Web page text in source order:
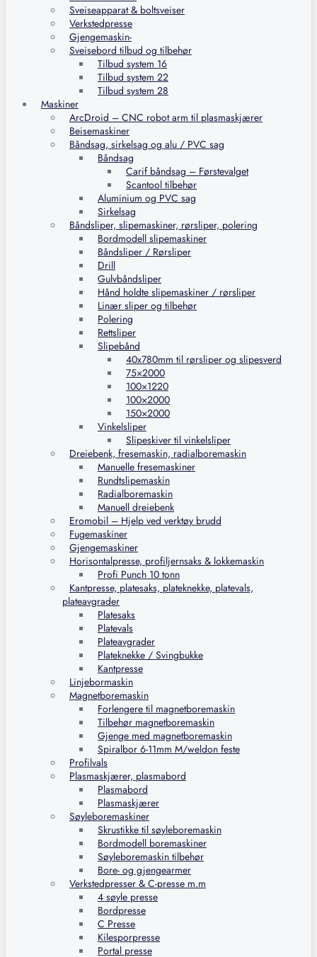
Sveiseapparat & boltsveiser
Verkstedpresse
Gjengemaskin-
Sveisebord tilbud og tilbehør
Tilbud system 16
Tilbud system 22
Tilbud system 28
Maskiner
ArcDroid – CNC robot arm til plasmaskjærer
Beisemaskiner
Båndsag, sirkelsag og alu / PVC sag
Båndsag
Carif båndsag – Førstevalget
Scantool tilbehør
Aluminium og PVC sag
Sirkelsag
Båndsliper, slipemaskiner, rørsliper, polering
Bordmodell slipemaskiner
Båndsliper / Rørsliper
Drill
Gulvbåndsliper
Hånd holdte slipemaskiner / rørsliper
Linær sliper og tilbehør
Polering
Rettsliper
Slipebånd
40x780mm til rørsliper og slipesverd
75×2000
100×1220
100×2000
150×2000
Vinkelsliper
Slipeskiver til vinkelsliper
Dreiebenk, fresemaskin, radialboremaskin
Manuelle fresemaskiner
Rundtslipemaskin
Radialboremaskin
Manuell dreiebenk
Eromobil – Hjelp ved verktøy brudd
Fugemaskiner
Gjengemaskiner
Horisontalpresse, profiljernsaks & lokkemaskin
Profi Punch 10 tonn
Kantpresse, platesaks, plateknekke, platevals,
plateavgrader
Platesaks
Platevals
Plateavgrader
Plateknekke / Svingbukke
Kantpresse
Linjebormaskin
Magnetboremaskin
Forlengere til magnetboremaskin
Tilbehør magnetboremaskin
Gjenge med magnetboremaskin
Spiralbor 6-11mm M/weldon feste
Profilvals
Plasmaskjærer, plasmabord
Plasmabord
Plasmaskjærer
Søyleboremaskiner
Skrustikke til søyleboremaskin
Bordmodell boremaskiner
Søyleboremaskin tilbehør
Bore- og gjengearmer
Verkstedpresser & C-presse m.m
4 søyle presse
Bordpresse
C Presse
Kilesporpresse
Portal presse